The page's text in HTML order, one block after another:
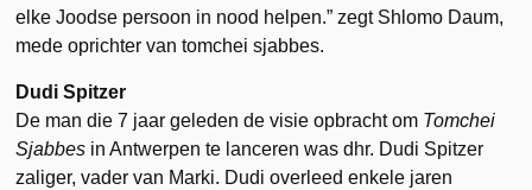
elke Joodse persoon in nood helpen.” zegt Shlomo Daum,
mede oprichter van tomchei sjabbes.
Dudi Spitzer
De man die 7 jaar geleden de visie opbracht om Tomchei
Sjabbes in Antwerpen te lanceren was dhr. Dudi Spitzer
zaliger, vader van Marki. Dudi overleed enkele jaren